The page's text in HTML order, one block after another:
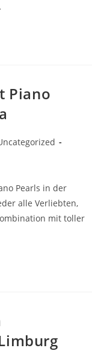
Piano
Pearls in der
alle Verliebten,
mit toller